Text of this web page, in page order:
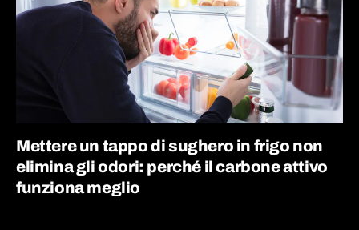
Mettere un tappo di sughero in frigo non
elimina gli odori: perché il carbone attivo
funziona meglio